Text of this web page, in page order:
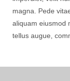
magna. Pede
aliquam eiusmod
tellus augue,